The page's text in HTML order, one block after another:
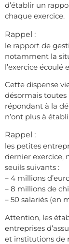
d’établir un
chaque exercice.
Rappel :
le rapport de
notamment la
l’exercice écoulé
Cette dispense
désormais toutes
répondant à la
n’ont plus à
Rappel :
les petites
dernier exercice,
seuils suivants :
– 4 millions
– 8 millions de
– 50 salariés (en
Attention, les
entreprises
et institutions de